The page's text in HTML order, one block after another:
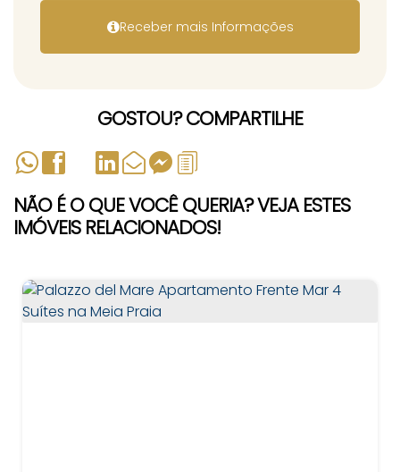
GOSTOU? COMPARTILHE
NÃO É O QUE VOCÊ QUERIA? VEJA ESTES
IMÓVEIS RELACIONADOS!